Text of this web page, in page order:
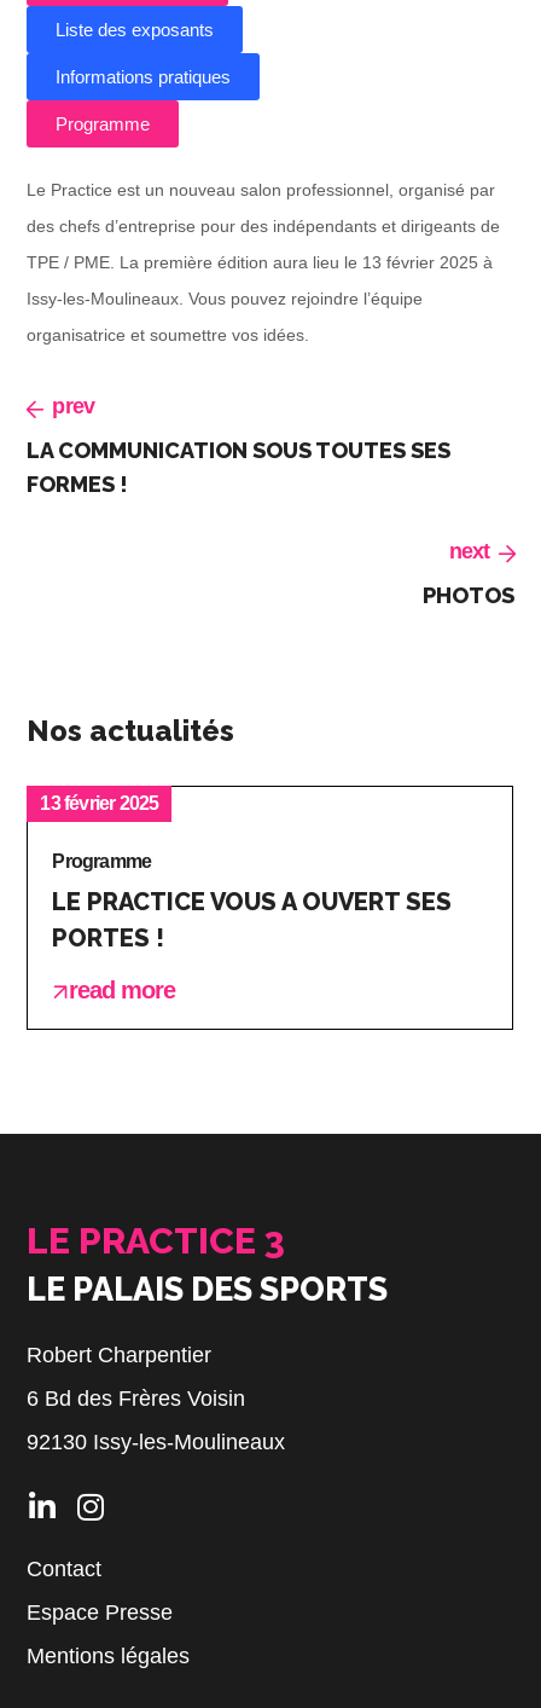
Liste des exposants
Informations pratiques
Programme
Le Practice est un nouveau salon professionnel, organisé par
des chefs d’entreprise pour des indépendants et dirigeants de
TPE / PME. La première édition aura lieu le 13 février 2025 à
Issy-les-Moulineaux. Vous pouvez rejoindre l’équipe
organisatrice et soumettre vos idées.
prev
LA COMMUNICATION SOUS TOUTES SES
FORMES !
next
PHOTOS
Nos actualités
13 février 2025
Programme
LE PRACTICE VOUS A OUVERT SES
PORTES !
read more
LE PRACTICE 3
LE PALAIS DES SPORTS
Robert Charpentier
6 Bd des Frères Voisin
92130 Issy-les-Moulineaux
Contact
Espace Presse
Mentions légales